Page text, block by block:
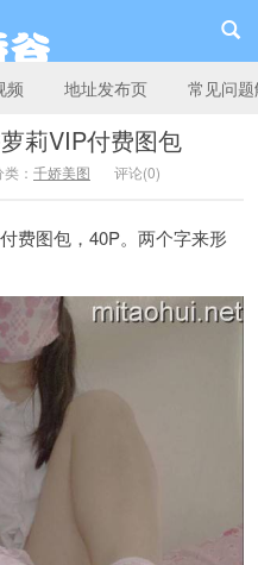
谷
频 地址发布页 常见问
莉VIP付费图包
： 千娇美图 评论(0)
费图包，40P。两个字来形